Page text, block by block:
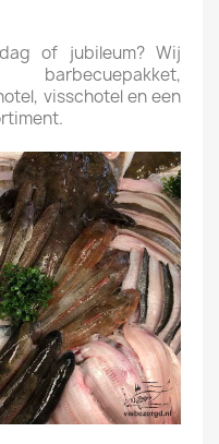
of jubileum? Wij
visschotel en een